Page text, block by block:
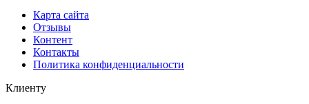
Карта сайта
Отзывы
Контент
Контакты
Политика конфиденциальности
Клиенту